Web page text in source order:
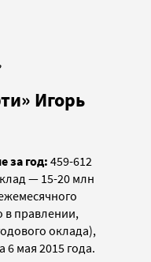
Игорь
за год:459-612
— 15-20 млн
в правлении,
оклада),
6 мая 2015 года.